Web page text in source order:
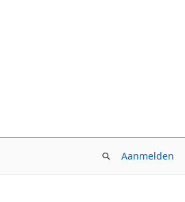
Aanmelden